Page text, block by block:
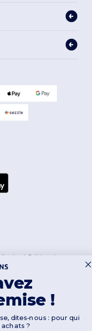
| Politique de
Site
|Toronto
|Winnipeg
!
dites-nous : pour qui
?